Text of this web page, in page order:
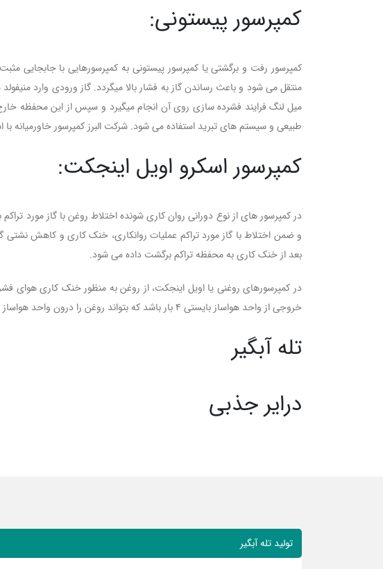
کمپرسور پیستونی:
کمپرسور رفت و برگشتی یا کمپرسور پیستونی به کمپرسورهایی با
منتقل می شود و باعث رساندن گاز به فشار بالا میگردد. گاز ورودی وارد
میل لنگ فرایند فشرده سازی روی آن انجام میگیرد و سپس از این محفظه
طبیعی و سیستم های تبرید استفاده می شود. شرکت البرز کمپرسور خاورمیانه
کمپرسور اسکرو اویل اینجکت:
در کمپرسور های از نوع دورانی روان کاری شونده اختلاط روغن با گاز مورد
و ضمن اختلاط با گاز مورد تراکم عملیات روانکاری، خنک کاری و کاهش نشتی
بعد از خنک کاری به محفظه تراکم برگشت داده می شود.
در کمپرسورهای روغنی یا اویل اینجکت، از روغن به منظور خنک کاری هوای
خروجی از واحد هواساز بایستی 4 بار باشد که بتواند روغن را درون واحد هواساز بلوکه هواساز ایرند، سیرکوله نماید و منجر به خنک کاری و روانکاری روتورها با بالاترین بازده گردد.
تله آبگیر
درایر جذبی
تولید تله آبگیر